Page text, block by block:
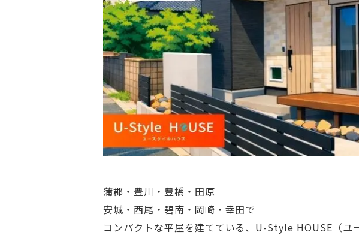
蒲郡・豊川・豊橋・田原
安城・西尾・碧南・岡崎・幸田で
コンパクトな平屋を建てている、U-Style HOUSE（ユ